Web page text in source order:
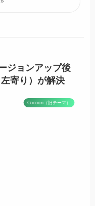
ジョンアップ後
寄り）が解決
Cocoon（旧テーマ）